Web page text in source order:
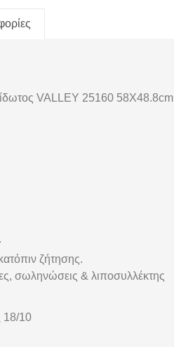
VALLEY 25160 58X48.8cm
ζήτησης.
σωληνώσεις & λιποσυλλέκτης
18/10